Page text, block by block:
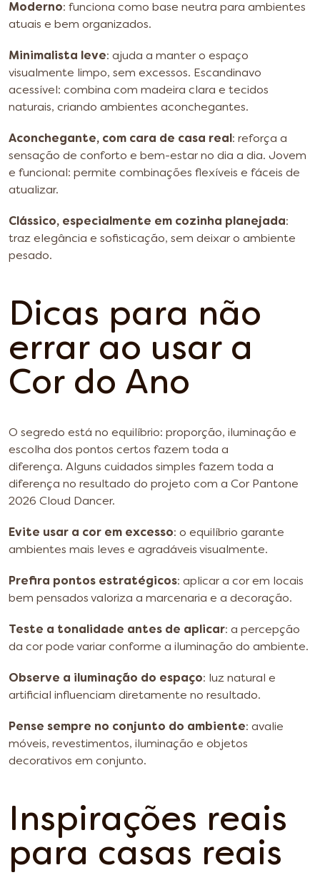
Moderno: funciona como base neutra para ambientes
atuais e bem organizados.
Minimalista leve: ajuda a manter o espaço
visualmente limpo, sem excessos. Escandinavo
acessível: combina com madeira clara e tecidos
naturais, criando ambientes aconchegantes.
Aconchegante, com cara de casa real: reforça a
sensação de conforto e bem-estar no dia a dia. Jovem
e funcional: permite combinações flexíveis e fáceis de
atualizar.
Clássico, especialmente em cozinha planejada:
traz elegância e sofisticação, sem deixar o ambiente
pesado.
Dicas para não
errar ao usar a
Cor do Ano
O segredo está no equilíbrio: proporção, iluminação e
escolha dos pontos certos fazem toda a
diferença. Alguns cuidados simples fazem toda a
diferença no resultado do projeto com a Cor Pantone
2026 Cloud Dancer.
Evite usar a cor em excesso: o equilíbrio garante
ambientes mais leves e agradáveis visualmente.
Prefira pontos estratégicos: aplicar a cor em locais
bem pensados valoriza a marcenaria e a decoração.
Teste a tonalidade antes de aplicar: a percepção
da cor pode variar conforme a iluminação do ambiente.
Observe a iluminação do espaço: luz natural e
artificial influenciam diretamente no resultado.
Pense sempre no conjunto do ambiente: avalie
móveis, revestimentos, iluminação e objetos
decorativos em conjunto.
Inspirações reais
para casas reais